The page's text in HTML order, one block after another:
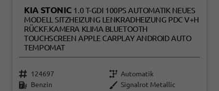
KIA STONIC 1.0 T-GDI 100PS AUTOMATIK NEUES
MODELL SITZHEIZUNG LENKRADHEIZUNG PDC V+H
RÜCKF.KAMERA KLIMA BLUETOOTH
TOUCHSCREEN APPLE CARPLAY ANDROID AUTO
TEMPOMAT
124697
Automatik
Benzin
Signalrot Metallic